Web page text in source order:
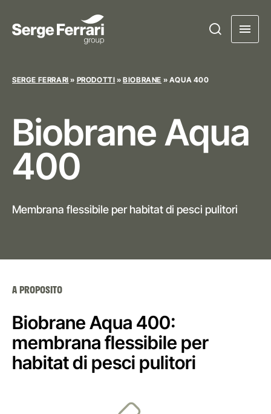
SERGE FERRARI » PRODOTTI »BIOBRANE » AQUA 400
BiobraneAqua
400
Membrana flessibile per habitat di pesci pulitori
A PROPOSITO
Biobrane Aqua 400:
membrana flessibile per
habitat di pesci pulitori